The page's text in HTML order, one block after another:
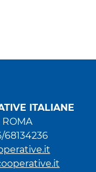
ITALIANE
ROMA
68134236